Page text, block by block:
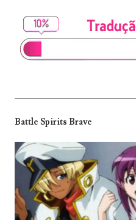
Battle Spirits Brave